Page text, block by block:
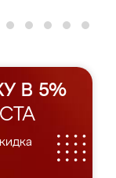
В 5%